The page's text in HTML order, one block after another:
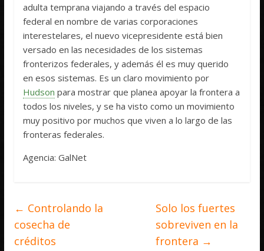
adulta temprana viajando a través del espacio
federal en nombre de varias corporaciones
interestelares, el nuevo vicepresidente está bien
versado en las necesidades de los sistemas
fronterizos federales, y además él es muy querido
en esos sistemas. Es un claro movimiento por
Hudson para mostrar que planea apoyar la frontera a
todos los niveles, y se ha visto como un movimiento
muy positivo por muchos que viven a lo largo de las
fronteras federales.
Agencia: GalNet
← Controlando la
cosecha de
créditos
Solo los fuertes
sobreviven en la
frontera →